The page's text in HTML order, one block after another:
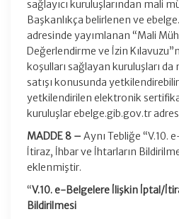
sağlayıcı kuruluşlarından mali
Başkanlıkça belirlenen ve
adresinde yayımlanan “Mali
Değerlendirme ve İzin
koşulları sağlayan kuruluşları
satışı konusunda
yetkilendirilen elektronik
kuruluşlar ebelge.gib.gov.tr
MADDE 8 – Aynı Tebliğe “V.10.
İtiraz, İhbar ve İhtarların
eklenmiştir.
“V.10. e-Belgelere İlişkin İptal/
Bildirilmesi